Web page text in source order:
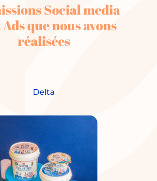
Social media
que nous avons
réalisées
Delta